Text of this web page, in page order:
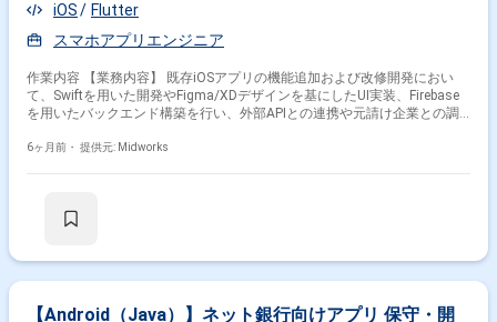
iOS
Flutter
スマホアプリエンジニア
作業内容 【業務内容】 既存iOSアプリの機能追加および改修開発におい
て、Swiftを用いた開発やFigma/XDデザインを基にしたUI実装、Firebase
を用いたバックエンド構築を行い、外部APIとの連携や元請け企業との調
新機能開発および既存機能の改修 ・Figma/XDデザインに基づいたUI実装
6ヶ月前・ 提供元: Midworks
【Android（Java）】ネット銀行向けアプリ 保守・開